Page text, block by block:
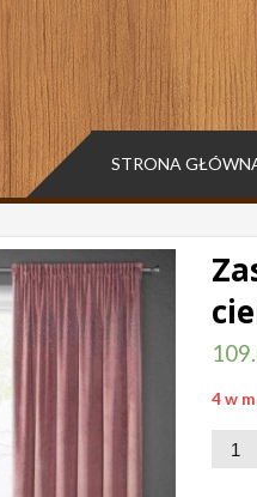
STRONA
4 w
ilość